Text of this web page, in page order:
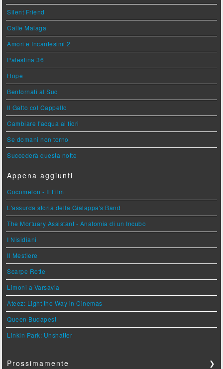
Silent Friend
Calle Malaga
Amori e Incantesimi 2
Palestina 36
Hope
Bentornati al Sud
Il Gatto col Cappello
Cambiare l'acqua ai fiori
Se domani non torno
Succederà questa notte
Appena aggiunti
Cocomelon - Il Film
L'assurda storia della Gialappa's Band
The Mortuary Assistant - Anatomia di un Incubo
I Nisidiani
Il Mestiere
Scarpe Rotte
Limoni a Varsavia
Ateez: Light the Way in Cinemas
Queen Budapest
Linkin Park: Unshatter
Prossimamente ❯